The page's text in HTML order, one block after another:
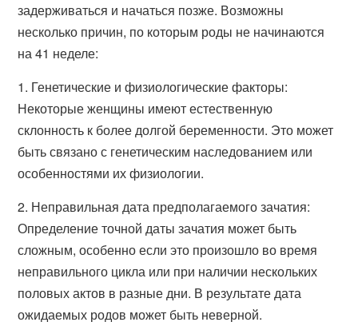
задерживаться и начаться позже. Возможны
несколько причин, по которым роды не начинаются
на 41 неделе:
1. Генетические и физиологические факторы:
Некоторые женщины имеют естественную
склонность к более долгой беременности. Это может
быть связано с генетическим наследованием или
особенностями их физиологии.
2. Неправильная дата предполагаемого зачатия:
Определение точной даты зачатия может быть
сложным, особенно если это произошло во время
неправильного цикла или при наличии нескольких
половых актов в разные дни. В результате дата
ожидаемых родов может быть неверной.